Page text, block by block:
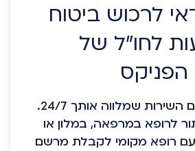
לרכוש ביטוח
לחו"ל של
הפניקס
ביטוח חכם עם השירות שמלווה אותך 24/7.
לרופא במרפאה, במלון או
עם רופא מקומי לקבלת מרשם